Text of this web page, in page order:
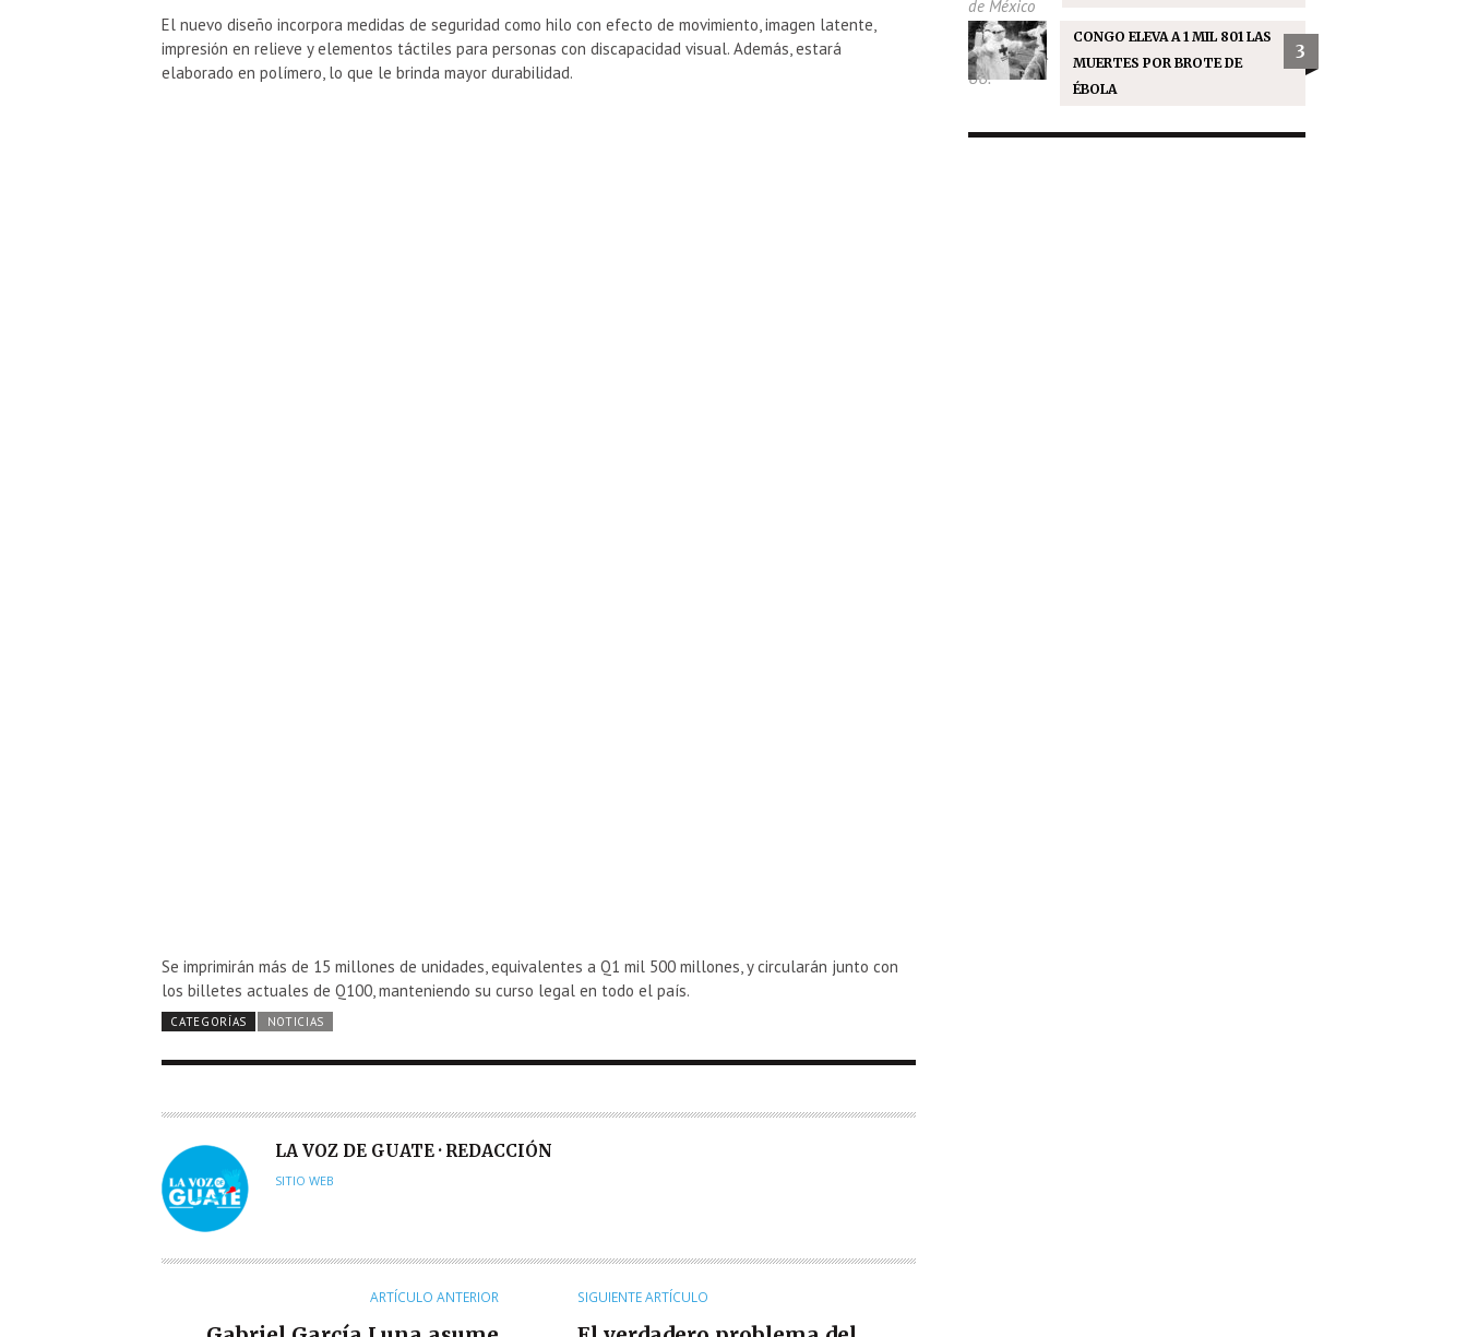
El nuevo diseño incorpora medidas de seguridad como hilo con efecto de movimiento, imagen latente,
impresión en relieve y elementos táctiles para personas con discapacidad visual. Además, estará
elaborado en polímero, lo que le brinda mayor durabilidad.
Se imprimirán más de 15 millones de unidades, equivalentes a Q1 mil 500 millones, y circularán junto con
los billetes actuales de Q100, manteniendo su curso legal en todo el país.
CATEGORÍAS NOTICIAS
A
U
R
LA VOZ DE GUATE · REDACCIÓN
SITIO WEB
ARTÍCULO ANTERIOR SIGUIENTE ARTÍCULO
CONGO ELEVA A 1 MIL 801 LAS
MUERTES POR BROTE DE
ÉBOLA
3